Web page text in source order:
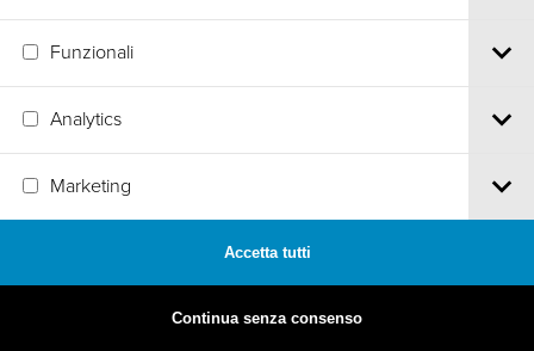
Funzionali
Analytics
Marketing
Accetta tutti
Continua senza consenso